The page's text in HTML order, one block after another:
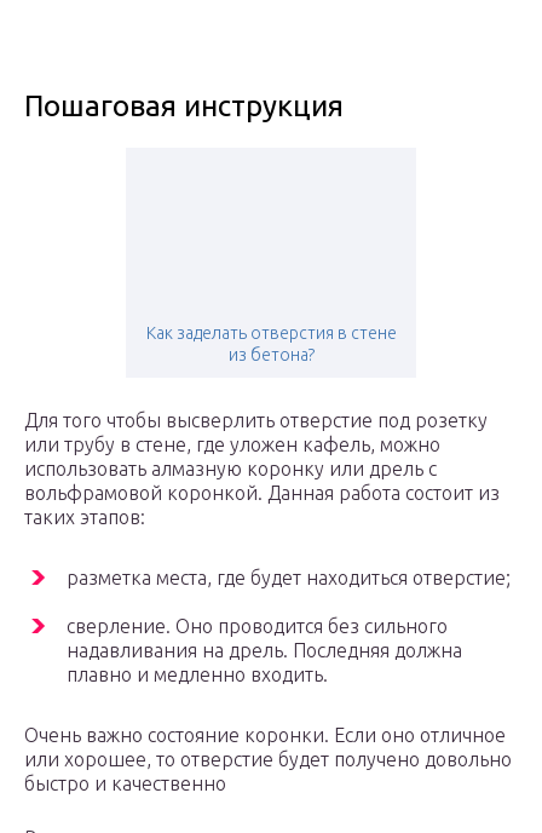
Пошаговая инструкция
Как заделать отверстия в стене
из бетона?
Для того чтобы высверлить отверстие под розетку
или трубу в стене, где уложен кафель, можно
использовать алмазную коронку или дрель с
вольфрамовой коронкой. Данная работа состоит из
таких этапов:
разметка места, где будет находиться отверстие;
сверление. Оно проводится без сильного
надавливания на дрель. Последняя должна
плавно и медленно входить.
Очень важно состояние коронки. Если оно отличное
или хорошее, то отверстие будет получено довольно
быстро и качественно